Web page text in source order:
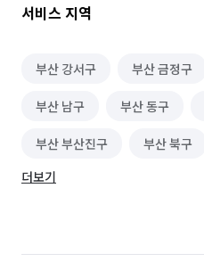
서비스 지역
부산 강서구 부산 금정구
부산 남구 부산 동구
부산 부산진구 부산 북구
부산 사하구
부산 해운대구
더보기